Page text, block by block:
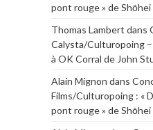
pont rouge » de Shōhei
Thomas Lambert dans
Calysta/Culturopoing
à OK Corral de John
Alain Mignon dans
Films/Culturopoing : «
pont rouge » de Shōhei